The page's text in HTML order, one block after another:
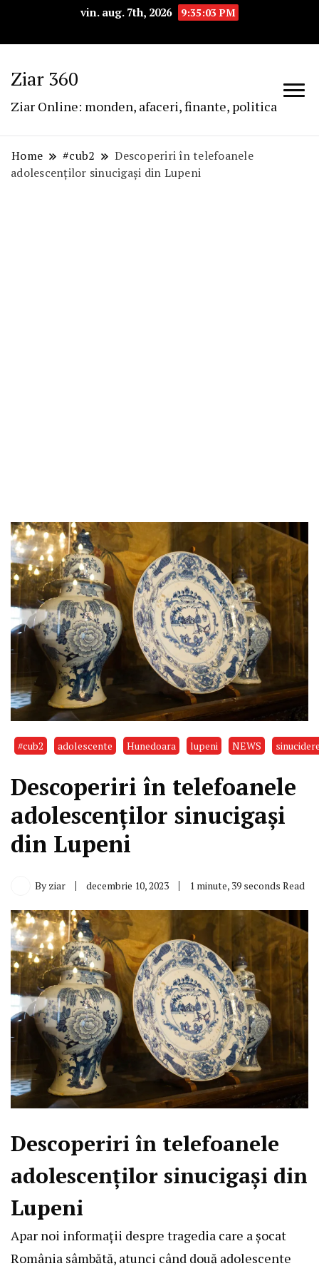
vin. aug. 7th, 2026 9:35:04 PM
Ziar 360
Ziar Online: monden, afaceri, finante, politica
Home #cub2
Descoperiri în telefoanele
adolescenților sinucigași din Lupeni
#cub2 adolescente Hunedoara lupeni NEWS
Descoperiri în telefoanele
adolescenților sinucigași
din Lupeni
By ziar decembrie 10, 2023 1 minute, 39 seconds Read
Descoperiri în telefoanele
adolescenților sinucigași din
Lupeni
Apar noi informații despre tragedia care a șocat
România sâmbătă, atunci când două adolescente